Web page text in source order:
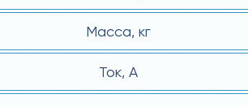
Масса, кг
Ток, А